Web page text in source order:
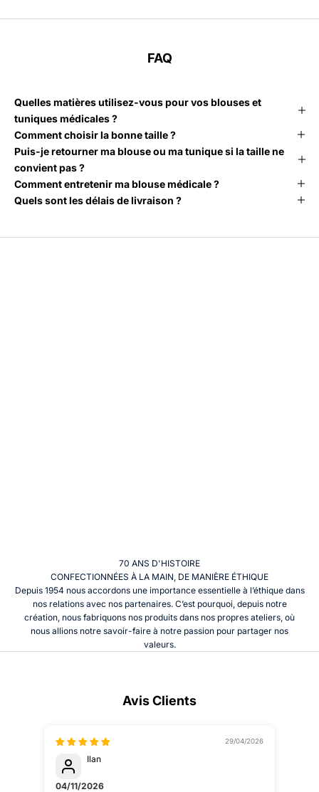
FAQ
Quelles matières utilisez-vous pour vos blouses et
tuniques médicales ?
Comment choisir la bonne taille ?
Puis-je retourner ma blouse ou ma tunique si la taille ne
convient pas ?
Comment entretenir ma blouse médicale ?
Quels sont les délais de livraison ?
70 ANS D'HISTOIRE
CONFECTIONNÉES À LA MAIN, DE MANIÈRE ÉTHIQUE
Depuis 1954 nous accordons une importance essentielle à l’éthique dans
nos relations avec nos partenaires. C’est pourquoi, depuis notre
création, nous fabriquons nos produits dans nos propres ateliers, où
nous allions notre savoir-faire à notre passion pour partager nos
valeurs.
Avis Clients
29/04/2026
Ilan
04/11/2026